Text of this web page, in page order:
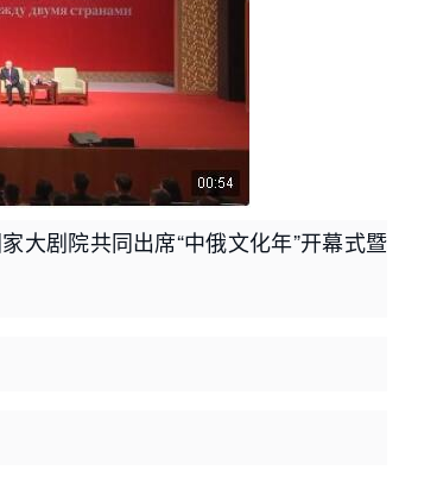
大剧院共同出席“中俄文化年”开幕式暨